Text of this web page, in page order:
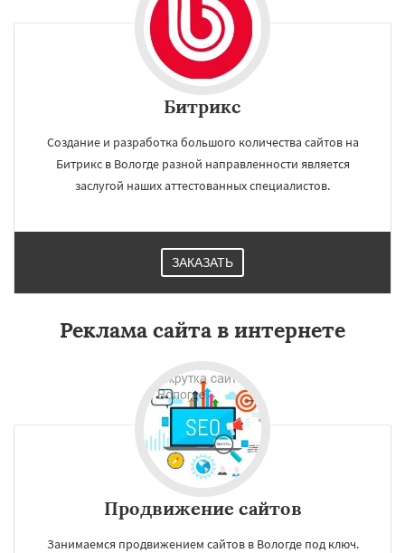
Битрикс
Создание и разработка большого количества сайтов на
Битрикс в Вологде разной направленности является
заслугой наших аттестованных специалистов.
ЗАКАЗАТЬ
Реклама сайта в интернете
Продвижение сайтов
Занимаемся продвижением сайтов в Вологде под ключ.